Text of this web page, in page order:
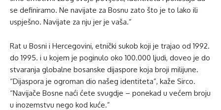
se definiramo. Ne navijate za Bosnu zato što je to lako ili
uspješno. Navijate za nju jer je vaša.”
Rat u Bosni i Hercegovini, etnički sukob koji je trajao od 1992.
do 1995. i u kojem je poginulo oko 100.000 ljudi, doveo je do
stvaranja globalne bosanske dijaspore koja broji milijune.
“Dijaspora je ogroman dio našeg identiteta”, kaže Sirco.
“Navijače Bosne naći ćete svugdje – ponekad u većem broju
u inozemstvu nego kod kuće.”